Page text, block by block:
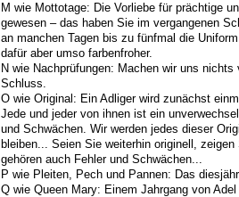
M wie Mottotage: Die Vorliebe für prächtige
gewesen – das haben Sie im vergangenen
an manchen Tagen bis zu fünfmal die
dafür aber umso farbenfroher.
N wie Nachprüfungen: Machen wir uns
Schluss.
O wie Original: Ein Adliger wird zunächst
Jede und jeder von ihnen ist ein
und Schwächen. Wir werden jedes dieser
bleiben... Seien Sie weiterhin originell,
gehören auch Fehler und Schwächen...
P wie Pleiten, Pech und Pannen: Das
Q wie Queen Mary: Einem Jahrgang von